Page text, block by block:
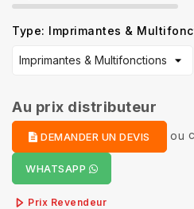
Type: Imprimantes &
Au prix distributeur
DEMANDER UN DEVIS ou
WHATSAPP
Prix Revendeur